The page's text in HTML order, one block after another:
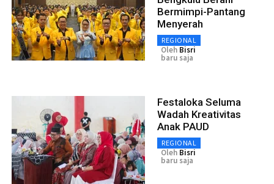
Bermimpi-Pantang
Menyerah
REGIONAL
Oleh Bisri
baru saja
Festaloka Seluma
Wadah Kreativitas
Anak PAUD
REGIONAL
Oleh Bisri
baru saja